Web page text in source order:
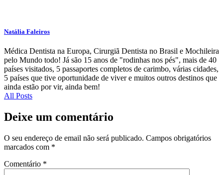
Natália Faleiros
Médica Dentista na Europa, Cirurgiã Dentista no Brasil e Mochileira
pelo Mundo todo! Já são 15 anos de "rodinhas nos pés", mais de 40
países visitados, 5 passaportes completos de carimbo, várias cidades,
5 países que tive oportunidade de viver e muitos outros destinos que
ainda estão por vir, ainda bem!
All Posts
Deixe um comentário
O seu endereço de email não será publicado. Campos obrigatórios
marcados com *
Comentário *